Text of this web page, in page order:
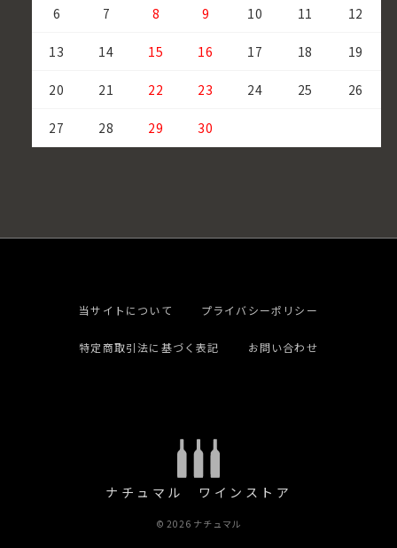
6 7 8 9 10 11 12
13 14 15 16 17 18 19
20 21 22 23 24 25 26
27 28 29 30
当サイトについて プライバシーポリシー
特定商取引法に基づく表記 お問い合わせ
ナチュマル ワインストア
© 2026 ナチュマル